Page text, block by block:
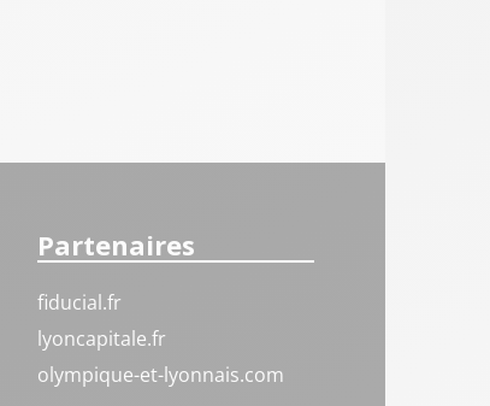
Partenaires
fiducial.fr
lyoncapitale.fr
olympique-et-lyonnais.com